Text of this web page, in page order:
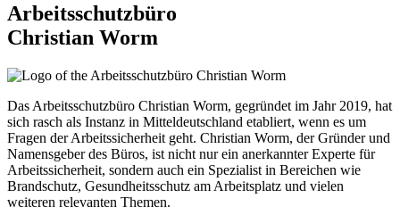
Arbeitsschutzbüro
Christian Worm
Das Arbeitsschutzbüro Christian Worm, gegründet im Jahr 2019, hat
sich rasch als Instanz in Mitteldeutschland etabliert, wenn es um
Fragen der Arbeitssicherheit geht. Christian Worm, der Gründer und
Namensgeber des Büros, ist nicht nur ein anerkannter Experte für
Arbeitssicherheit, sondern auch ein Spezialist in Bereichen wie
Brandschutz, Gesundheitsschutz am Arbeitsplatz und vielen
weiteren relevanten Themen.